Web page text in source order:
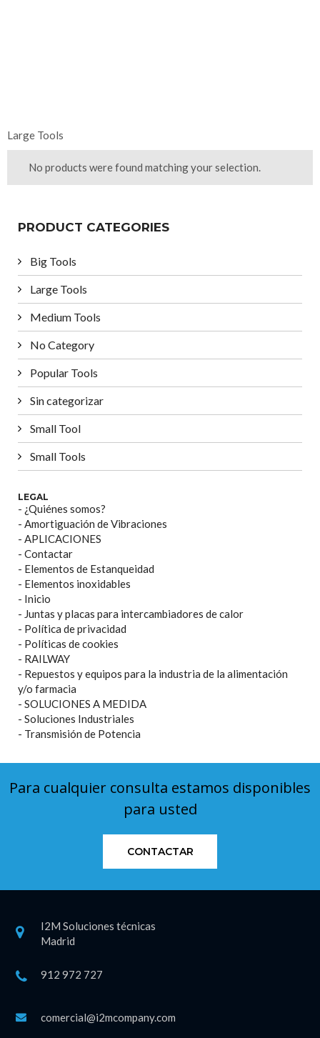
Large Tools
No products were found matching your selection.
PRODUCT CATEGORIES
Big Tools
Large Tools
Medium Tools
No Category
Popular Tools
Sin categorizar
Small Tool
Small Tools
LEGAL
- ¿Quiénes somos?
- Amortiguación de Vibraciones
- APLICACIONES
- Contactar
- Elementos de Estanqueidad
- Elementos inoxidables
- Inicio
- Juntas y placas para intercambiadores de calor
- Política de privacidad
- Políticas de cookies
- RAILWAY
- Repuestos y equipos para la industria de la alimentación
y/o farmacia
- SOLUCIONES A MEDIDA
- Soluciones Industriales
- Transmisión de Potencia
Para cualquier consulta estamos disponibles
para usted
CONTACTAR
I2M Soluciones técnicas
Madrid
912 972 727
comercial@i2mcompany.com